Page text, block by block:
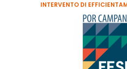
INTERVENTO DI